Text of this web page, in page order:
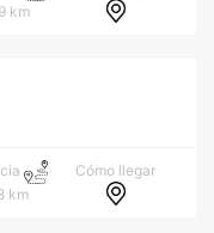
km
km
Cómo llegar